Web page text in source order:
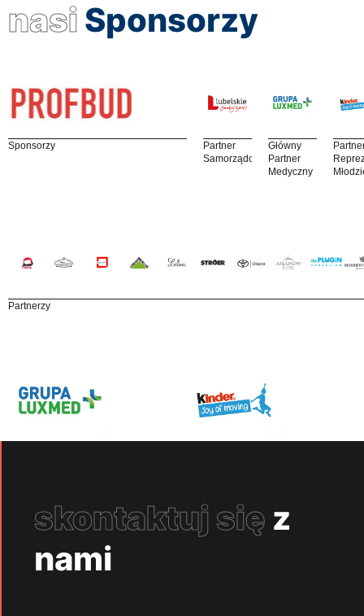
nasi Sponsorzy
Sponsorzy
Partner
Samorządowy
Główny
Partner
Medyczny
Partnerzy
skontaktuj się z
nami